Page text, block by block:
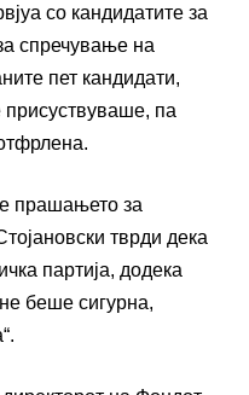
со кандидатите за
спречување на
пет кандидати,
присуствуваше, па
прашањето за
тврди дека
партија, додека
беше сигурна,